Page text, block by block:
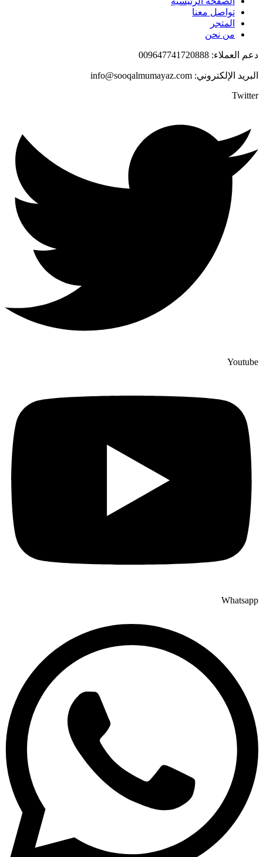
تواصل معنا
المتجر
من نحن
دعم العملاء: 009647741720888
البريد الإلكتروني: info@sooqalmumayaz.com
Twitter
Youtube
Whatsapp